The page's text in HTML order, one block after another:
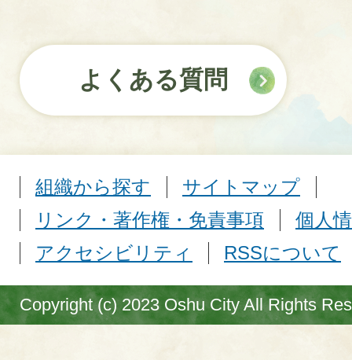
よくある質問
組織から探す
サイトマップ
リンク・著作権・免責事項
個人
アクセシビリティ
RSSについて
Copyright (c) 2023 Oshu City All Rights